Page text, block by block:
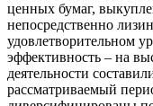
ценных бумаг,
непосредственно
удовлетворительном
эффективность – на
деятельности
рассматриваемый